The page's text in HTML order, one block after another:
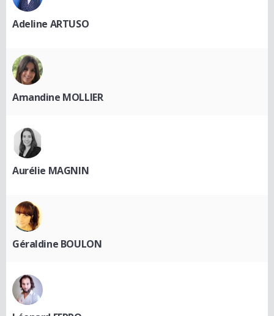
Adeline ARTUSO
Amandine MOLLIER
Aurélie MAGNIN
Géraldine BOULON